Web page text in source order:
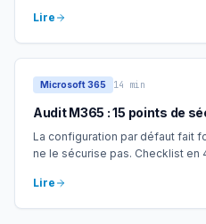
Lire
Microsoft 365 14 min
Audit M365 : 15 points de
La configuration par défaut fait
ne le sécurise pas. Checklist en
Lire